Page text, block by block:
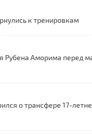
к тренировкам
Рубена Аморима перед
о трансфере 17-